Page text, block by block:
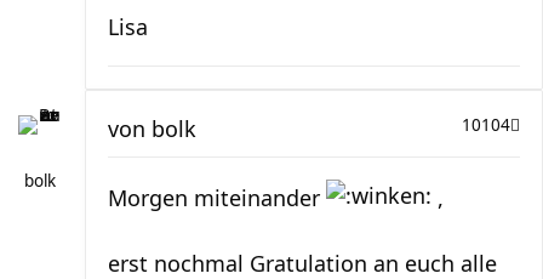
Lisa
bolk
10104
von bolk
Morgen miteinander ,
erst nochmal Gratulation an euch alle